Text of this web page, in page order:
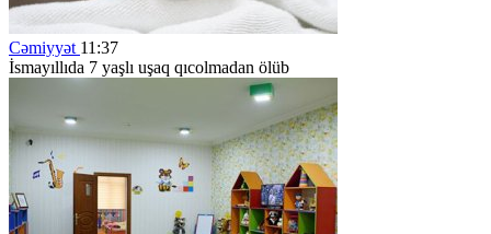
Cəmiyyət 11:37
İsmayıllıda 7 yaşlı uşaq qıcolmadan ölüb